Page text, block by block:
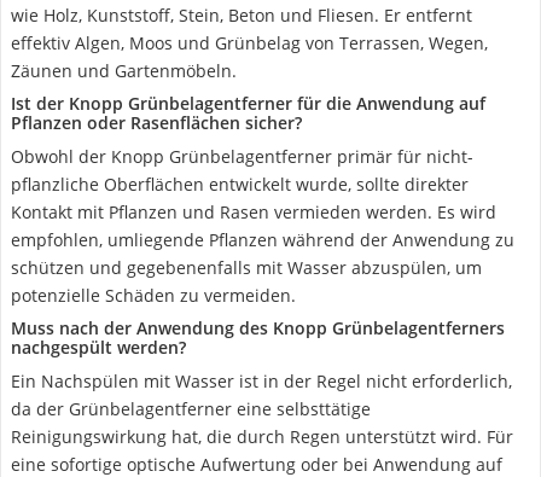
wie Holz, Kunststoff, Stein, Beton und Fliesen. Er entfernt
effektiv Algen, Moos und Grünbelag von Terrassen, Wegen,
Zäunen und Gartenmöbeln.
Ist der Knopp Grünbelagentferner für die Anwendung auf
Pflanzen oder Rasenflächen sicher?
Obwohl der Knopp Grünbelagentferner primär für nicht-
pflanzliche Oberflächen entwickelt wurde, sollte direkter
Kontakt mit Pflanzen und Rasen vermieden werden. Es wird
empfohlen, umliegende Pflanzen während der Anwendung zu
schützen und gegebenenfalls mit Wasser abzuspülen, um
potenzielle Schäden zu vermeiden.
Muss nach der Anwendung des Knopp Grünbelagentferners
nachgespült werden?
Ein Nachspülen mit Wasser ist in der Regel nicht erforderlich,
da der Grünbelagentferner eine selbsttätige
Reinigungswirkung hat, die durch Regen unterstützt wird. Für
eine sofortige optische Aufwertung oder bei Anwendung auf